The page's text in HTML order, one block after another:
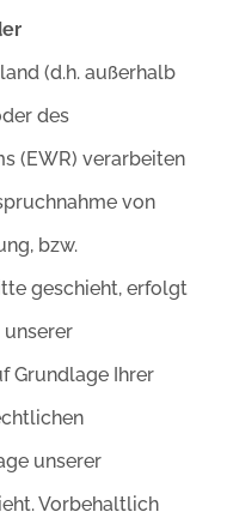
(d.h. außerhalb
des
(EWR) verarbeiten
von
bzw.
geschieht, erfolgt
unserer
Grundlage Ihrer
unserer
Vorbehaltlich